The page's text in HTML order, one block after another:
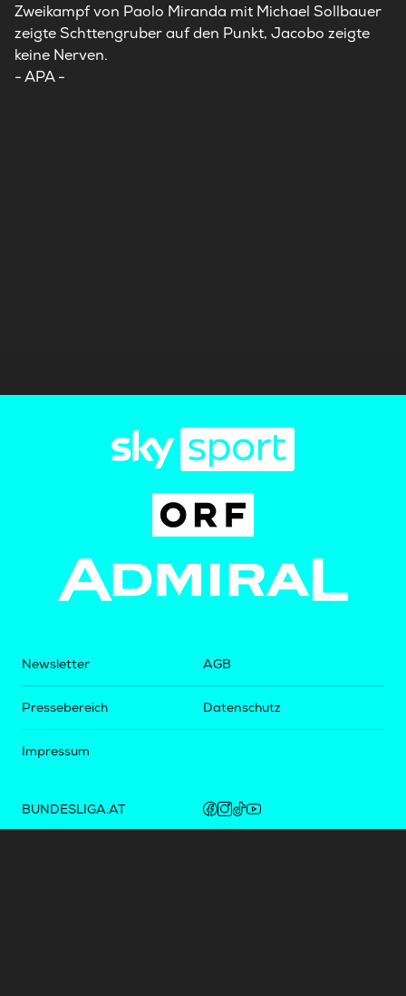
Zweikampf von Paolo Miranda mit Michael Sollbauer
zeigte Schttengruber auf den Punkt, Jacobo zeigte
keine Nerven.
- APA -
Newsletter
Pressebereich
Impressum
AGB
Datenschutz
BUNDESLIGA.AT